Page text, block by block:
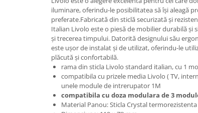
iluminare, oferindu-le posibilitatea să își aleagă
preferate.Fabricată din sticlă securizată și
Italian Livolo este o piesă de mobilier durabilă și
și trecerea timpului. Datorită designului său
este ușor de instalat și de utilizat, oferindu-le
plăcută și confortabilă.
rama din sticla Livolo standard italian, cu 1
compatibila cu prizele media Livolo ( TV,
unele module de intrerupator 1M
compatibila cu doza modulara de 3
Material Panou: Sticla Crystal termorezistenta